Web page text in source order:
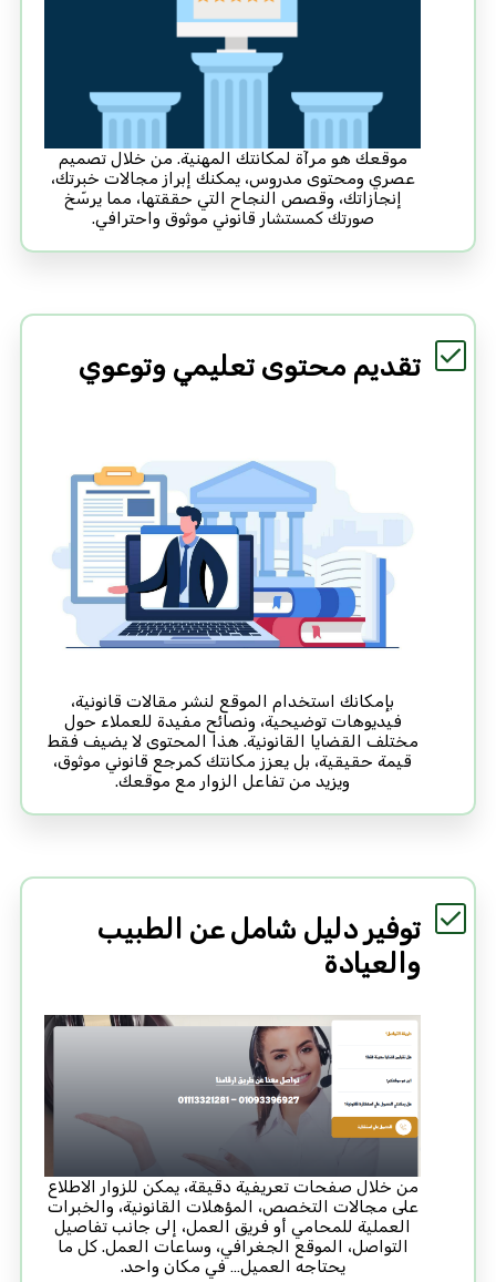
موقعك هو مرآة لمكانتك المهنية. من خلال تصميم
عصري ومحتوى مدروس، يمكنك إبراز مجالات خبرتك،
إنجازاتك، وقصص النجاح التي حققتها، مما يرسّخ
صورتك كمستشار قانوني موثوق واحترافي.
تقديم محتوى تعليمي وتوعوي
بإمكانك استخدام الموقع لنشر مقالات قانونية،
فيديوهات توضيحية، ونصائح مفيدة للعملاء حول
مختلف القضايا القانونية. هذا المحتوى لا يضيف فقط
قيمة حقيقية، بل يعزز مكانتك كمرجع قانوني موثوق،
ويزيد من تفاعل الزوار مع موقعك.
توفير دليل شامل عن الطبيب
والعيادة
من خلال صفحات تعريفية دقيقة، يمكن للزوار الاطلاع
على مجالات التخصص، المؤهلات القانونية، والخبرات
العملية للمحامي أو فريق العمل، إلى جانب تفاصيل
التواصل، الموقع الجغرافي، وساعات العمل. كل ما
يحتاجه العميل… في مكان واحد.